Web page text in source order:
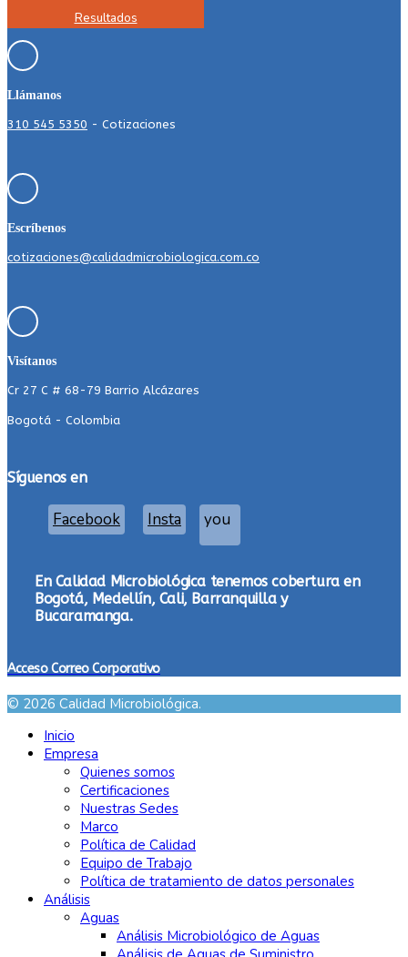
Resultados
Llámanos
310 545 5350 - Cotizaciones
Escríbenos
cotizaciones@calidadmicrobiologica.com.co
Visítanos
Cr 27 C # 68-79 Barrio Alcázares
Bogotá - Colombia
Síguenos en
Facebook Insta you
En Calidad Microbiológica tenemos cobertura en
Bogotá, Medellín, Cali, Barranquilla y
Bucaramanga.
Acceso Correo Corporativo
© 2026 Calidad Microbiológica.
Inicio
Empresa
Quienes somos
Certificaciones
Nuestras Sedes
Marco
Política de Calidad
Equipo de Trabajo
Política de tratamiento de datos personales
Análisis
Aguas
Análisis Microbiológico de Aguas